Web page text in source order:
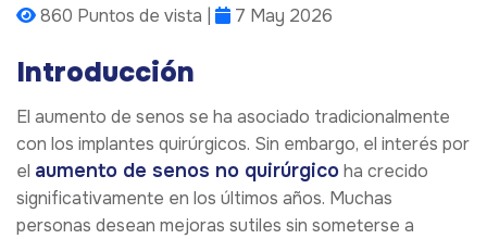
860 Puntos de vista | 7 May 2026
Introducción
El aumento de senos se ha asociado tradicionalmente
con los implantes quirúrgicos. Sin embargo, el interés por
el aumento de senos no quirúrgicoha crecido
significativamente en los últimos años. Muchas
personas desean mejoras sutiles sin someterse a